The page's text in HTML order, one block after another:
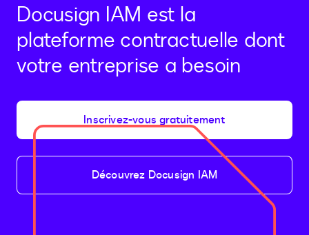
Docusign IAM est la
plateforme contractuelle dont
votre entreprise a besoin
Inscrivez-vous gratuitement
Découvrez Docusign IAM